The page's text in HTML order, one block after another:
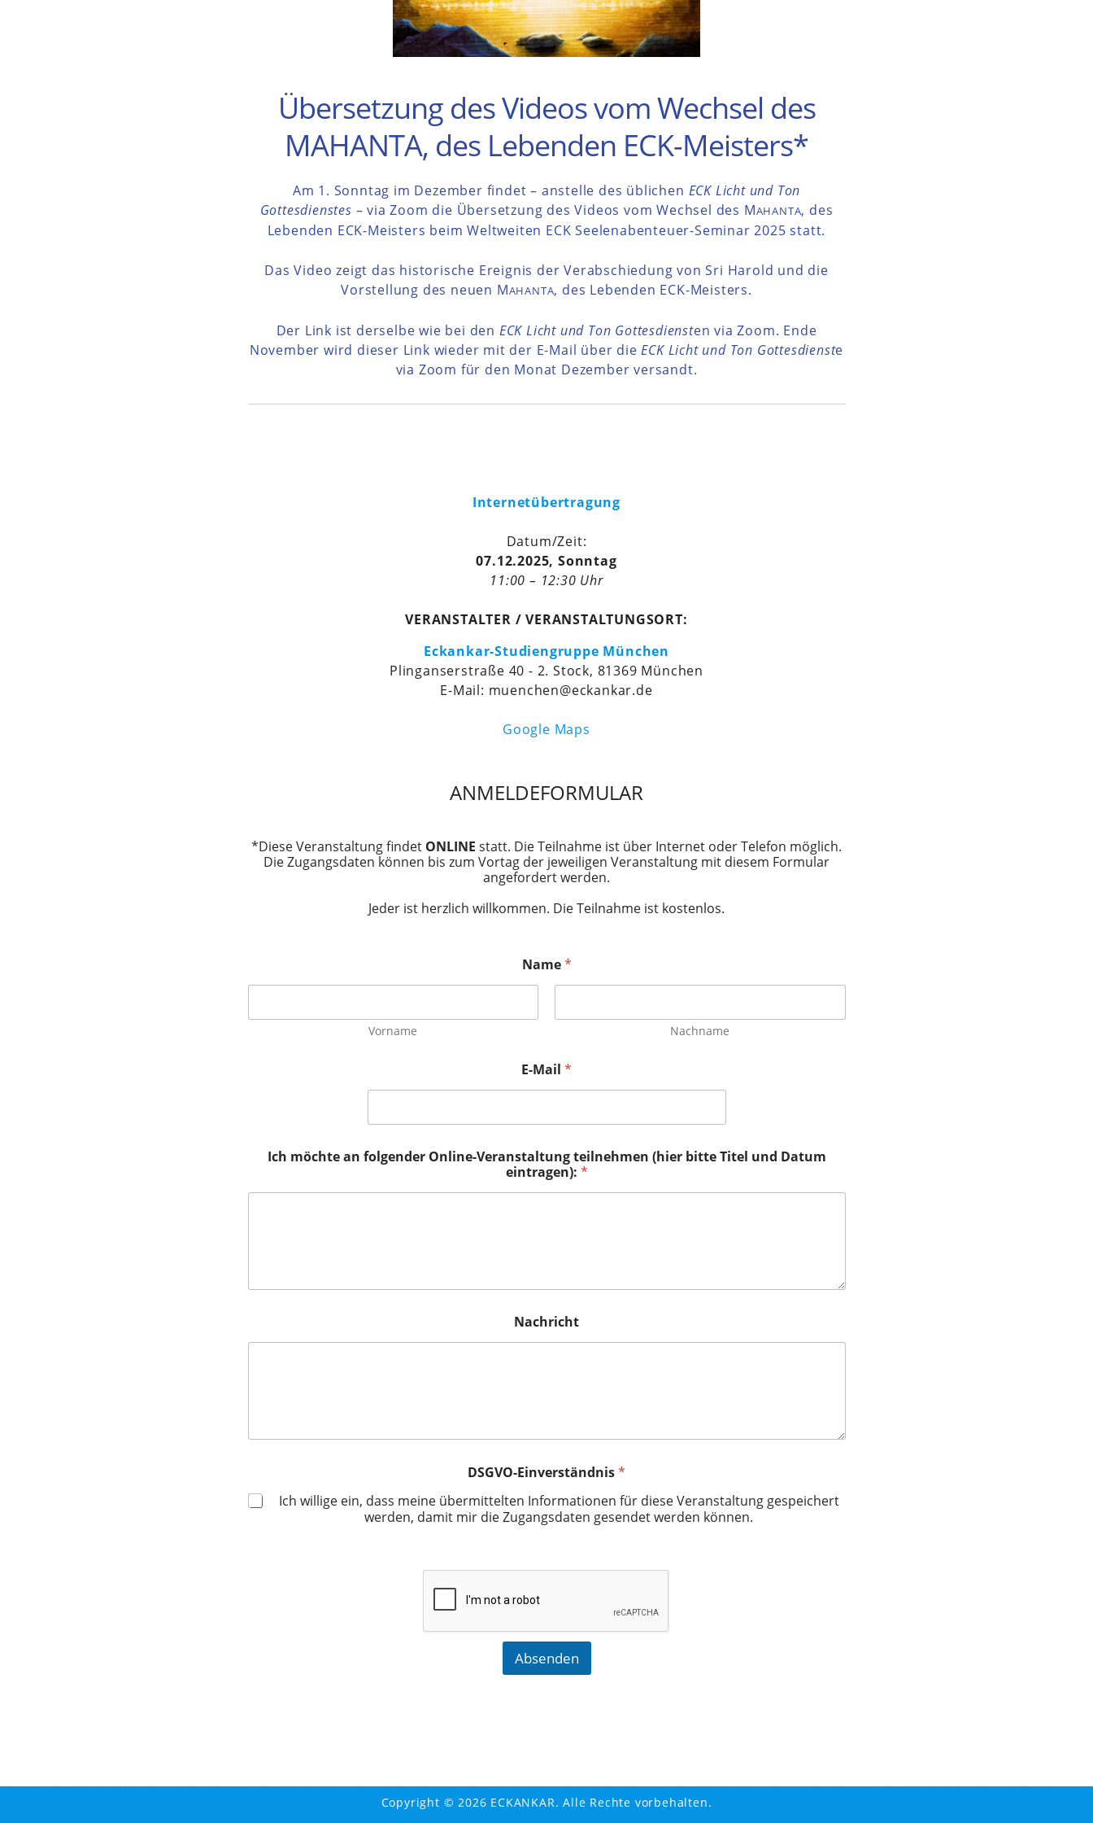
Übersetzung des Videos vom Wechsel des
MAHANTA, des Lebenden ECK-Meisters*
Am 1. Sonntag im Dezember findet – anstelle des üblichen ECK Licht und Ton
Gottesdienstes – via Zoom die Übersetzung des Videos vom Wechsel des MAHANTA, des
Lebenden ECK-Meisters beim Weltweiten ECK Seelenabenteuer-Seminar 2025 statt.
Das Video zeigt das historische Ereignis der Verabschiedung von Sri Harold und die
Vorstellung des neuen MAHANTA, des Lebenden ECK-Meisters.
Der Link ist derselbe wie bei den ECK Licht und Ton Gottesdiensten via Zoom. Ende
November wird dieser Link wieder mit der E-Mail über dieECK Licht und Ton Gottesdienste
via Zoom für den Monat Dezember versandt.
Internetübertragung
Datum/Zeit:
07.12.2025, Sonntag
11:00 – 12:30 Uhr
VERANSTALTER / VERANSTALTUNGSORT:
Eckankar-Studiengruppe München
Plinganserstraße 40 - 2. Stock, 81369 München
E-Mail: muenchen@eckankar.de
Google Maps
ANMELDEFORMULAR
*Diese Veranstaltung findet ONLINE statt. Die Teilnahme ist über Internet oder Telefon möglich.
Die Zugangsdaten können bis zum Vortag der jeweiligen Veranstaltung mit diesem Formular
angefordert werden.
Jeder ist herzlich willkommen. Die Teilnahme ist kostenlos.
Name*
Vorname Nachname
E-Mail *
Ich möchte an folgender Online-Veranstaltung teilnehmen (hier bitte Titel und Datum
eintragen): *
Nachricht
DSGVO-Einverständnis*
Ich willige ein, dass meine übermittelten Informationen für diese Veranstaltung gespeichert
werden, damit mir die Zugangsdaten gesendet werden können.
Absenden
Copyright © 2026 ECKANKAR. Alle Rechte vorbehalten.